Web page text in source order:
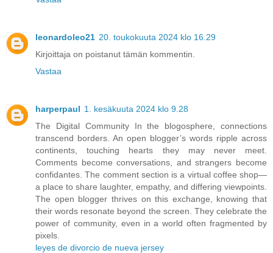
leonardoleo21 20. toukokuuta 2024 klo 16.29
Kirjoittaja on poistanut tämän kommentin.
Vastaa
harperpaul 1. kesäkuuta 2024 klo 9.28
The Digital Community In the blogosphere, connections
transcend borders. An open blogger’s words ripple across
continents, touching hearts they may never meet.
Comments become conversations, and strangers become
confidantes. The comment section is a virtual coffee shop—
a place to share laughter, empathy, and differing viewpoints.
The open blogger thrives on this exchange, knowing that
their words resonate beyond the screen. They celebrate the
power of community, even in a world often fragmented by
pixels.
leyes de divorcio de nueva jersey